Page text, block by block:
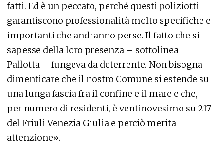
fatti. Ed è un peccato, perché questi poliziotti
garantiscono professionalità molto specifiche e
importanti che andranno perse. Il fatto che si
sapesse della loro presenza – sottolinea
Pallotta – fungeva da deterrente. Non bisogna
dimenticare che il nostro Comune si estende su
una lunga fascia fra il confine e il mare e che,
per numero di residenti, è ventinovesimo su 217
del Friuli Venezia Giulia e perciò merita
attenzione».